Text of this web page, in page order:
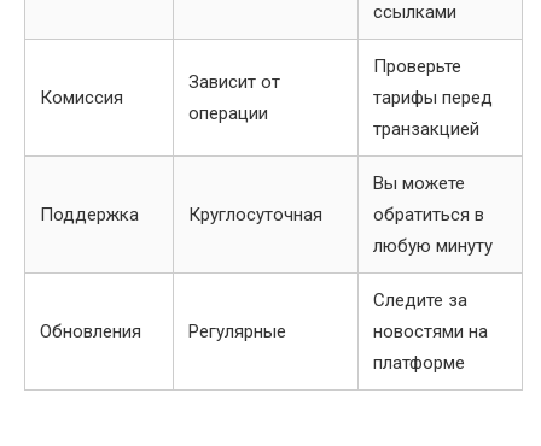
ссылками
Комиссия
Зависит от
операции
Проверьте
тарифы перед
транзакцией
Поддержка Круглосуточная
Вы можете
обратиться в
любую минуту
Обновления Регулярные
Следите за
новостями на
платформе